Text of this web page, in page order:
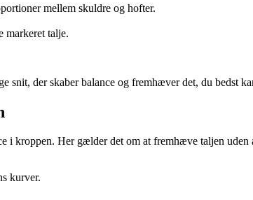
mellem skuldre og hofter.
markeret talje.
snit, der skaber balance og fremhæver det, du bedst
i kroppen. Her gælder det om at fremhæve taljen uden
kurver.